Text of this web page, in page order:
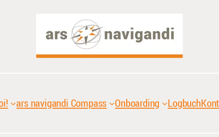
ars navigandi Compass Onboarding Logbuch